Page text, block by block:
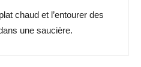
chaud et l’entourer des
une saucière.